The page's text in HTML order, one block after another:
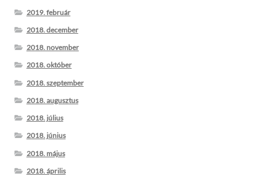
2019. február
2018. december
2018. november
2018. október
2018. szeptember
2018. augusztus
2018. július
2018. június
2018. május
2018. április